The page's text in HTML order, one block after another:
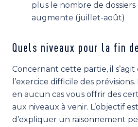
plus le nombre de
augmente (juillet-août)
Quels niveaux pour la fin
Concernant cette partie, il s’agit
l’exercice difficile des
en aucun cas vous offrir des
aux niveaux à venir. L’objectif
d’expliquer un raisonnement